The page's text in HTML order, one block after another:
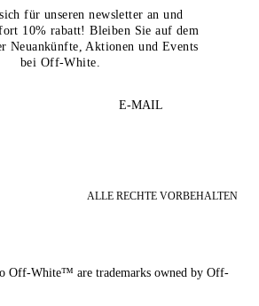
für unseren newsletter an und
10% rabatt! Bleiben Sie auf dem
Neuankünfte, Aktionen und Events
bei Off-White.
E-MAIL
ALLE RECHTE VORBEHALTEN
White™ are trademarks owned by Off-